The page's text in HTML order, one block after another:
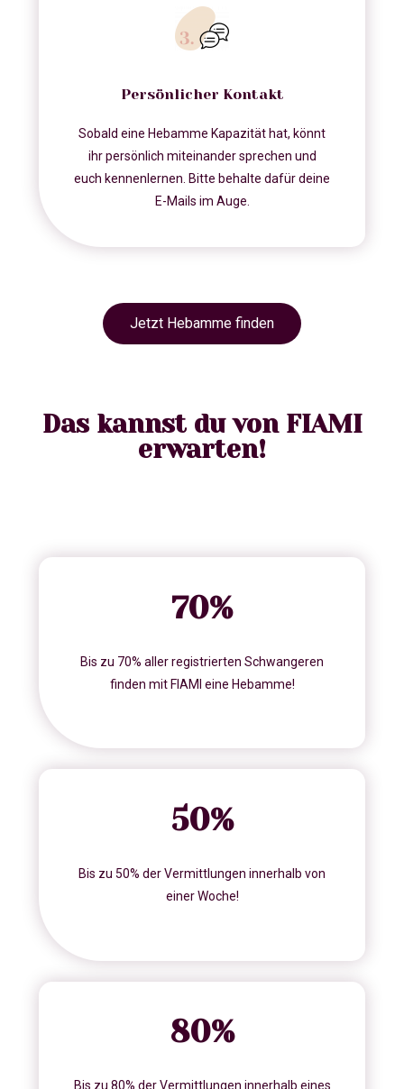
Persönlicher Kontakt
Sobald eine Hebamme Kapazität hat, könnt
ihr persönlich miteinander sprechen und
euch kennenlernen. Bitte behalte dafür deine
E-Mails im Auge.
Jetzt Hebamme finden
Das kannst du von FIAMI
erwarten!
70%
Bis zu 70% aller registrierten Schwangeren
finden mit FIAMI eine Hebamme!
50%
Bis zu 50% der Vermittlungen innerhalb von
einer Woche!
80%
Bis zu 80% der Vermittlungen innerhalb eines